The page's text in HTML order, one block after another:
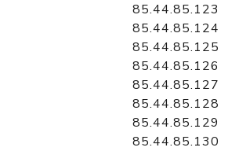
85.44.85.123
85.44.85.124
85.44.85.125
85.44.85.126
85.44.85.127
85.44.85.128
85.44.85.129
85.44.85.130